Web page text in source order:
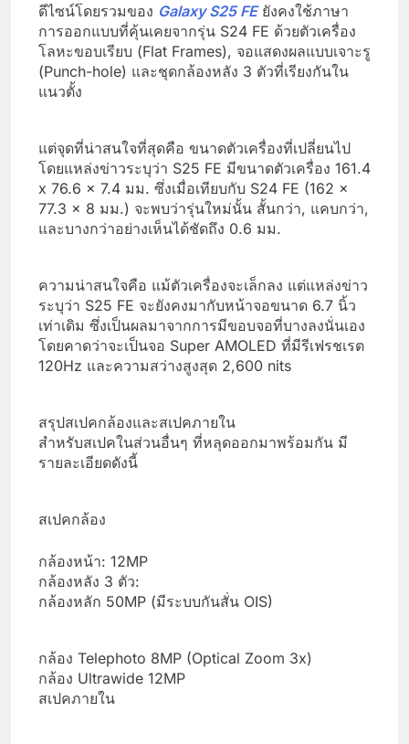
ดีไซน์โดยรวมของ Galaxy S25 FEยังคงใช้ภาษา
การออกแบบที่คุ้นเคยจากรุ่น S24 FE ด้วยตัวเครื่อง
โลหะขอบเรียบ (Flat Frames), จอแสดงผลแบบเจาะรู
(Punch-hole) และชุดกล้องหลัง 3 ตัวที่เรียงกันใน
แนวตั้ง
แต่จุดที่น่าสนใจที่สุดคือ ขนาดตัวเครื่องที่เปลี่ยนไป
โดยแหล่งข่าวระบุว่า S25 FE มีขนาดตัวเครื่อง 161.4
x 76.6 x 7.4 มม. ซึ่งเมื่อเทียบกับ S24 FE (162 x
77.3 x 8 มม.) จะพบว่ารุ่นใหม่นั้น สั้นกว่า, แคบกว่า,
และบางกว่าอย่างเห็นได้ชัดถึง 0.6 มม.
ความน่าสนใจคือ แม้ตัวเครื่องจะเล็กลง แต่แหล่งข่าว
ระบุว่า S25 FE จะยังคงมากับหน้าจอขนาด 6.7 นิ้ว
เท่าเดิม ซึ่งเป็นผลมาจากการมีขอบจอที่บางลงนั่นเอง
โดยคาดว่าจะเป็นจอ Super AMOLED ที่มีรีเฟรชเรต
120Hz และความสว่างสูงสุด 2,600 nits
สรุปสเปคกล้องและสเปคภายใน
สำหรับสเปคในส่วนอื่นๆ ที่หลุดออกมาพร้อมกัน มี
รายละเอียดดังนี้
สเปคกล้อง
กล้องหน้า: 12MP
กล้องหลัง 3 ตัว:
กล้องหลัก 50MP (มีระบบกันสั่น OIS)
กล้อง Telephoto 8MP (Optical Zoom 3x)
กล้อง Ultrawide 12MP
สเปคภายใน